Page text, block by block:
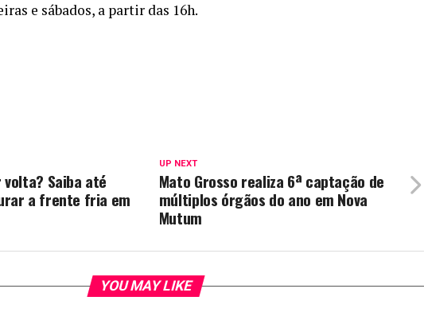
e sábados, a partir das 16h.
UP NEXT
Mato Grosso realiza 6ª captação de
múltiplos órgãos do ano em Nova
Mutum
volta? Saiba até
a frente fria em
YOU MAY LIKE